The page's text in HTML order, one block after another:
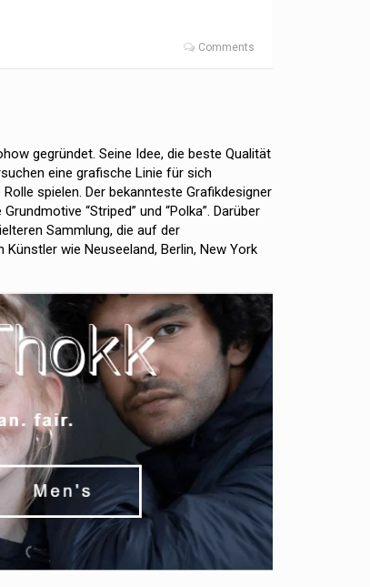
Comments
gegründet. Seine Idee, die beste Qualität
eine grafische Linie für sich
spielen. Der bekannteste Grafikdesigner
“Striped” und “Polka”. Darüber
Sammlung, die auf der
wie Neuseeland, Berlin, New York